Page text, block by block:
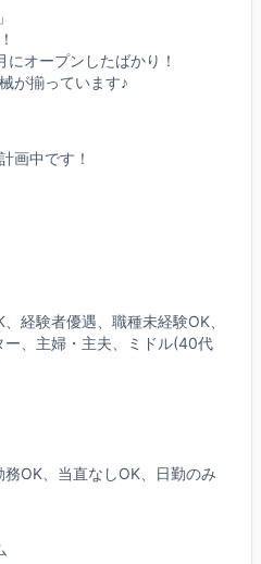
オープンしたばかり！
が揃っています♪
画中です！
経験者優遇、職種未経験OK、
、主婦・主夫、ミドル(40代
OK、当直なしOK、日勤のみ